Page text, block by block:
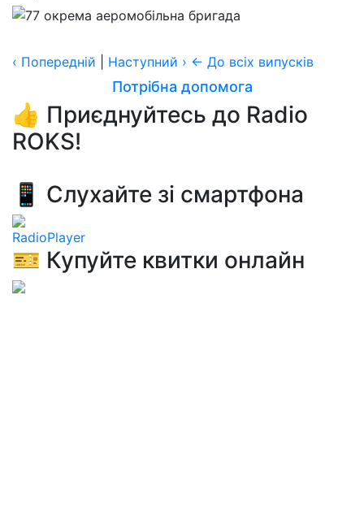
‹ Попередній Наступний › ← До всіх випусків
Потрібна допомога
👍 Приєднуйтесь до Radio
ROKS!
📱 Слухайте зі смартфона
RadioPlayer
🎫 Купуйте квитки онлайн